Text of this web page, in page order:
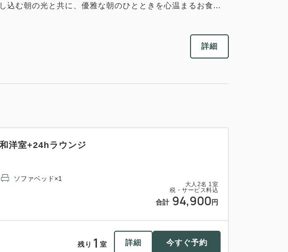
59,010円
エキストラベッド×1
む朝の光と共に、優雅な朝のひとときを心温まるお食...
詳細
大人 2名 1室
税・サービス料込
合計 94,900 円
洋室+24hラウンジ
ソファベッド×1
残り 1 室 詳細 今すぐ予約